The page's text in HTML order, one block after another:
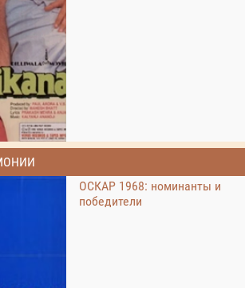
ОСКАР 1968: номинанты и
победители